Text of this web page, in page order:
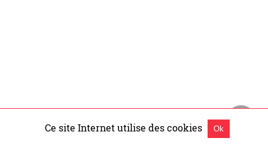
Ce site Internet utilise des cookies Ok